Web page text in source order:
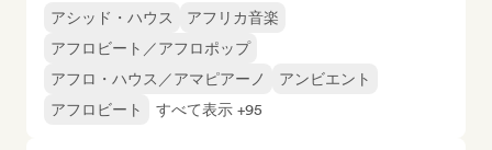
アシッド・ハウス
アフリカ音楽
アフロビート／アフロポップ
アフロ・ハウス／アマピアーノ
アンビエント
アフロビート
すべて表示 +95